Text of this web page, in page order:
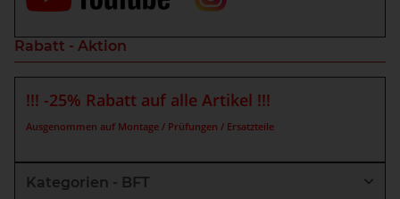
Rabatt - Aktion
!!! -25% Rabatt auf alle Artikel !!!
Ausgenommen auf Montage / Prüfungen / Ersatzteile
Kategorien - BFT